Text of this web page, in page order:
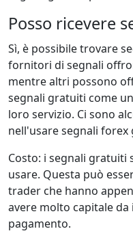
Posso ricevere
Sì, è possibile trovare
fornitori di segnali
mentre altri possono
segnali gratuiti come
loro servizio. Ci sono
nell'usare segnali forex
Costo: i segnali gratuiti
usare. Questa può
trader che hanno
avere molto capitale da
pagamento.